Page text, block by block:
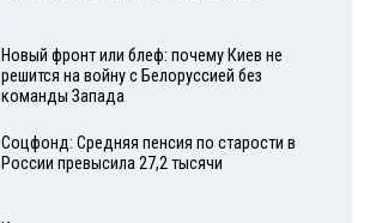
Новый фронт или блеф: почему Киев не
решится на войну с Белоруссией без
команды Запада
Соцфонд: Средняя пенсия по старости в
России превысила 27,2 тысячи